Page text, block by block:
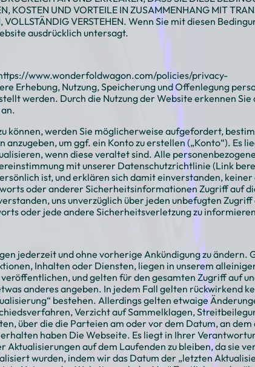
KOSTEN UND VORTEILE IN ZUSAMMENHANG MIT
VOLLSTÄNDIG VERSTEHEN. Wenn Sie mit diesen
ausdrücklich untersagt.
www.wonderfoldwagon.com/policies/privacy-
Erhebung, Nutzung, Speicherung und Offenlegung
werden. Durch die Nutzung der Website erkennen Sie
können, werden Sie möglicherweise aufgefordert,
um ggf. ein Konto zu erstellen („Konto“). Es
wenn diese veraltet sind. Alle
mit unserer Datenschutzrichtlinie (Link
ist, und erklären sich damit einverstanden,
oder anderer Sicherheitsinformationen Zugriff auf
uns unverzüglich über jeden unbefugten
oder jede andere Sicherheitsverletzung zu
jederzeit und ohne vorherige Ankündigung zu ändern.
Inhalten oder Diensten, liegen in unserem
und gelten für den gesamten Zugriff auf
anderes angeben. In jedem Fall gelten rückwirkend
bestehen. Allerdings gelten etwaige
Verzicht auf Sammelklagen,
über die die Parteien am oder vor dem Datum, an dem
haben Die Webseite. Es liegt in Ihrer
Aktualisierungen auf dem Laufenden zu bleiben, da sie
wurden, indem wir das Datum der „letzten